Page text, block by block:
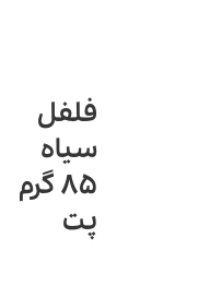
فلفل
سیاه
85 گرم
پت